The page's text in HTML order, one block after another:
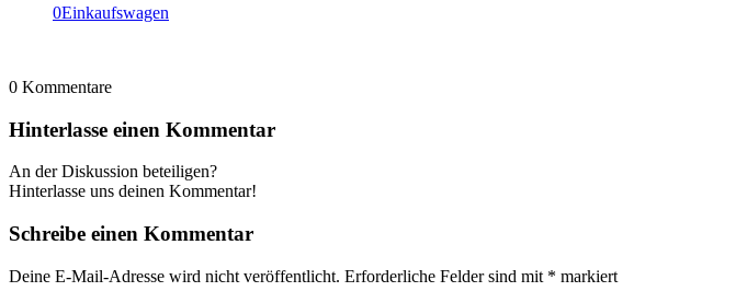
0Einkaufswagen
0 Kommentare
Hinterlasse einen Kommentar
An der Diskussion beteiligen?
Hinterlasse uns deinen Kommentar!
Schreibe einen Kommentar
Deine E-Mail-Adresse wird nicht veröffentlicht. Erforderliche Felder sind mit * markiert